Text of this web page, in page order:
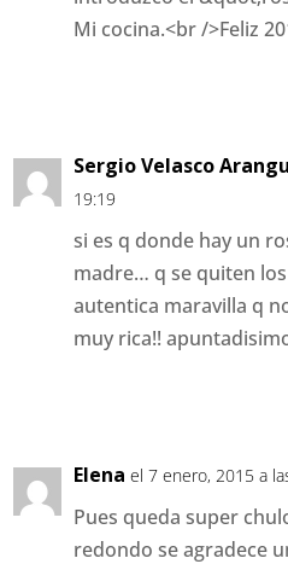
Mi cocina.<br />Feliz
Sergio Velasco
19:19
si es q donde hay un
madre… q se quiten
autentica maravilla q
muy rica!!
Elena el 7 enero, 2015 a
Pues queda super
redondo se agradece